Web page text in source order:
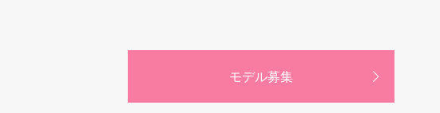
モデル募集